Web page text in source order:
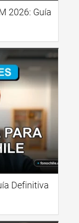
2026: Guía
Definitiva